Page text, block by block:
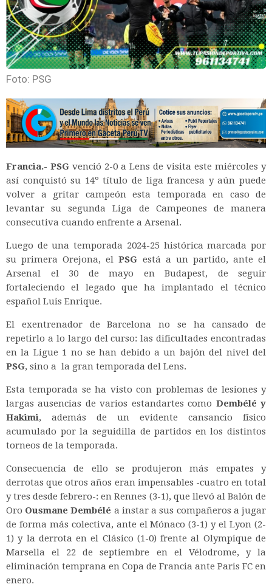
Foto: PSG
Francia.- PSG venció 2-0 a Lens de visita este miércoles y
así conquistó su 14º título de liga francesa y aún puede
volver a gritar campeón esta temporada en caso de
levantar su segunda Liga de Campeones de manera
consecutiva cuando enfrente a Arsenal.
Luego de una temporada 2024-25 histórica marcada por
su primera Orejona, elPSG está a un partido, ante el
Arsenal el 30 de mayo en Budapest, de seguir
fortaleciendo el legado que ha implantado el técnico
español Luis Enrique.
El exentrenador de Barcelona no se ha cansado de
repetirlo a lo largo del curso: las dificultades encontradas
en la Ligue 1 no se han debido a un bajón del nivel del
PSG, sino a la gran temporada del Lens.
Esta temporada se ha visto con problemas de lesiones y
largas ausencias de varios estandartes como Dembélé y
Hakimi, además de un evidente cansancio físico
acumulado por la seguidilla de partidos en los distintos
torneos de la temporada.
Consecuencia de ello se produjeron más empates y
derrotas que otros años eran impensables -cuatro en total
y tres desde febrero-: en Rennes (3-1), que llevó al Balón de
Oro Ousmane Dembélé a instar a sus compañeros a jugar
de forma más colectiva, ante el Mónaco (3-1) y el Lyon (2-
1) y la derrota en el Clásico (1-0) frente al Olympique de
Marsella el 22 de septiembre en el Vélodrome, y la
eliminación temprana en Copa de Francia ante Paris FC en
enero.